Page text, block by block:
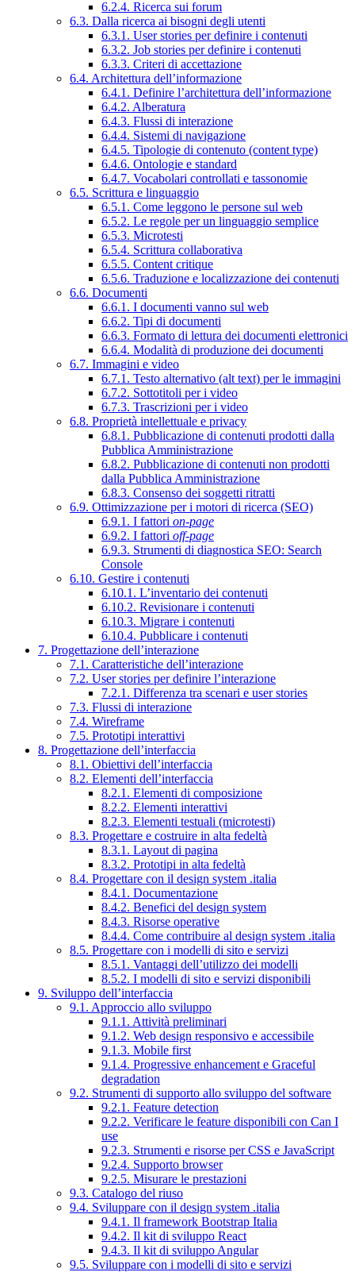
6.2.4. Ricerca sui forum
6.3. Dalla ricerca ai bisogni degli utenti
6.3.1. User stories per definire i contenuti
6.3.2. Job stories per definire i contenuti
6.3.3. Criteri di accettazione
6.4. Architettura dell’informazione
6.4.1. Definire l’architettura dell’informazione
6.4.2. Alberatura
6.4.3. Flussi di interazione
6.4.4. Sistemi di navigazione
6.4.5. Tipologie di contenuto (content type)
6.4.6. Ontologie e standard
6.4.7. Vocabolari controllati e tassonomie
6.5. Scrittura e linguaggio
6.5.1. Come leggono le persone sul web
6.5.2. Le regole per un linguaggio semplice
6.5.3. Microtesti
6.5.4. Scrittura collaborativa
6.5.5. Content critique
6.5.6. Traduzione e localizzazione dei contenuti
6.6. Documenti
6.6.1. I documenti vanno sul web
6.6.2. Tipi di documenti
6.6.3. Formato di lettura dei documenti elettronici
6.6.4. Modalità di produzione dei documenti
6.7. Immagini e video
6.7.1. Testo alternativo (alt text) per le immagini
6.7.2. Sottotitoli per i video
6.7.3. Trascrizioni per i video
6.8. Proprietà intellettuale e privacy
6.8.1. Pubblicazione di contenuti prodotti dalla
Pubblica Amministrazione
6.8.2. Pubblicazione di contenuti non prodotti
dalla Pubblica Amministrazione
6.8.3. Consenso dei soggetti ritratti
6.9. Ottimizzazione per i motori di ricerca (SEO)
6.9.1. I fattori on-page
6.9.2. I fattori off-page
6.9.3. Strumenti di diagnostica SEO: Search
Console
6.10. Gestire i contenuti
6.10.1. L’inventario dei contenuti
6.10.2. Revisionare i contenuti
6.10.3. Migrare i contenuti
6.10.4. Pubblicare i contenuti
7. Progettazione dell’interazione
7.1. Caratteristiche dell’interazione
7.2. User stories per definire l’interazione
7.2.1. Differenza tra scenari e user stories
7.3. Flussi di interazione
7.4. Wireframe
7.5. Prototipi interattivi
8. Progettazione dell’interfaccia
8.1. Obiettivi dell’interfaccia
8.2. Elementi dell’interfaccia
8.2.1. Elementi di composizione
8.2.2. Elementi interattivi
8.2.3. Elementi testuali (microtesti)
8.3. Progettare e costruire in alta fedeltà
8.3.1. Layout di pagina
8.3.2. Prototipi in alta fedeltà
8.4. Progettare con il design system .italia
8.4.1. Documentazione
8.4.2. Benefici del design system
8.4.3. Risorse operative
8.4.4. Come contribuire al design system .italia
8.5. Progettare con i modelli di sito e servizi
8.5.1. Vantaggi dell’utilizzo dei modelli
8.5.2. I modelli di sito e servizi disponibili
9. Sviluppo dell’interfaccia
9.1. Approccio allo sviluppo
9.1.1. Attività preliminari
9.1.2. Web design responsivo e accessibile
9.1.3. Mobile first
9.1.4. Progressive enhancement e Graceful
degradation
9.2. Strumenti di supporto allo sviluppo del software
9.2.1. Feature detection
9.2.2. Verificare le feature disponibili con Can I
use
9.2.3. Strumenti e risorse per CSS e JavaScript
9.2.4. Supporto browser
9.2.5. Misurare le prestazioni
9.3. Catalogo del riuso
9.4. Sviluppare con il design system .italia
9.4.1. Il framework Bootstrap Italia
9.4.2. Il kit di sviluppo React
9.4.3. Il kit di sviluppo Angular
9.5. Sviluppare con i modelli di sito e servizi